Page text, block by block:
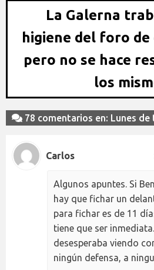
La Galerna
higiene del foro
pero no se hace
los
78 comentarios en: Lunes de
Carlos
Algunos apuntes. Si
hay que fichar un
para fichar es de 11
tiene que ser
desesperaba viendo
ningún defensa, a